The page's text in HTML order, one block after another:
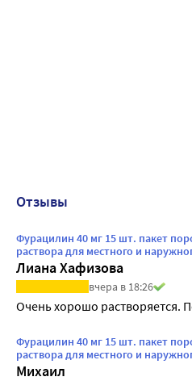
Отзывы
Фурацилин 40 мг 15 шт. пакет
раствора для местного и
Лиана Хафизова
вчера в 18:26
Очень хорошо растворяется.
Фурацилин 40 мг 15 шт. пакет
раствора для местного и
Михаил